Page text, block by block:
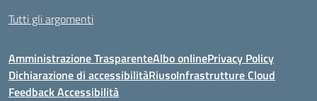
Tutti gli argomenti
Amministrazione TrasparenteAlbo onlinePrivacy Policy
Dichiarazione di accessibilitàRiusoInfrastrutture Cloud
Feedback Accessibilità